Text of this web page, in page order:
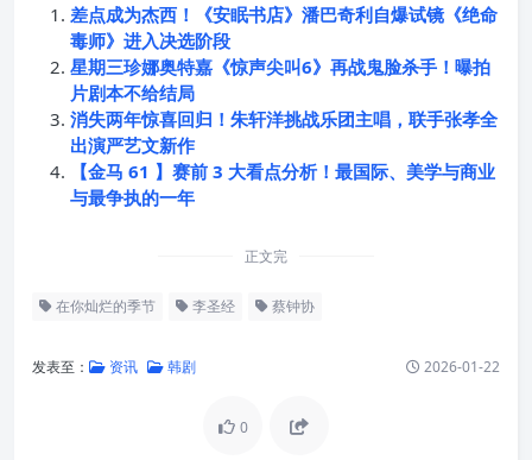
差点成为杰西！《安眠书店》潘巴奇利自爆试镜《绝命
毒师》进入决选阶段
星期三珍娜奥特嘉《惊声尖叫6》再战鬼脸杀手！曝拍
片剧本不给结局
消失两年惊喜回归！朱轩洋挑战乐团主唱，联手张孝全
出演严艺文新作
【金马 61 】赛前 3 大看点分析！最国际、美学与商业
与最争执的一年
正文完
在你灿烂的季节 李圣经 蔡钟协
发表至： 资讯 韩剧 2026-01-22
0